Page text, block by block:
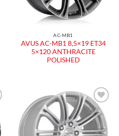
AC-MB1
AVUS AC-MB1 8,5×19 ET34
5×120 ANTHRACITE
POLISHED
Aggiungi
alla lista
dei
desideri